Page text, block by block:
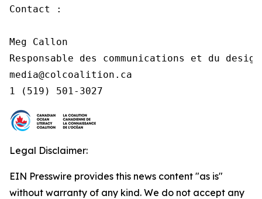
Contact :
Meg Callon
Responsable des communications et du design
media@colcoalition.ca
1 (519) 501-3027
Legal Disclaimer:
EIN Presswire provides this news content "as is"
without warranty of any kind. We do not accept any